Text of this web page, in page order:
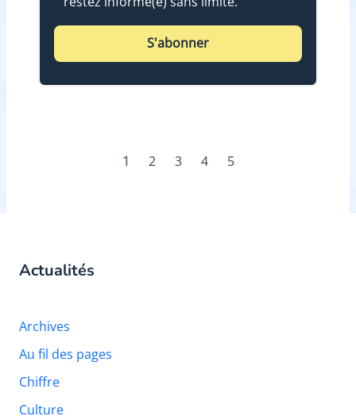
S'abonner
1 2 3 4 5
Actualités
Archives
Au fil des pages
Chiffre
Culture